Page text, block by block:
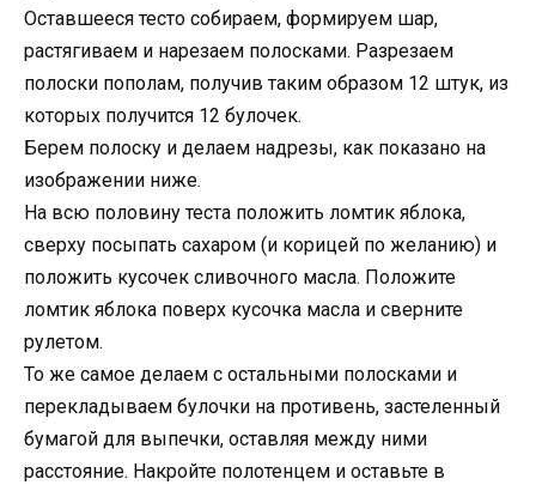
Оставшееся тесто собираем, формируем шар,
растягиваем и нарезаем полосками. Разрезаем
полоски пополам, получив таким образом 12 штук, из
которых получится 12 булочек.
Берем полоску и делаем надрезы, как показано на
изображении ниже.
На всю половину теста положить ломтик яблока,
сверху посыпать сахаром (и корицей по желанию) и
положить кусочек сливочного масла. Положите
ломтик яблока поверх кусочка масла и сверните
рулетом.
То же самое делаем с остальными полосками и
перекладываем булочки на противень, застеленный
бумагой для выпечки, оставляя между ними
расстояние. Накройте полотенцем и оставьте в